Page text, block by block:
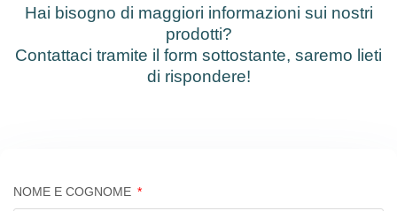
Hai bisogno di maggiori informazioni sui nostri
prodotti?
Contattaci tramite il form sottostante, saremo lieti
di rispondere!
NOME E COGNOME